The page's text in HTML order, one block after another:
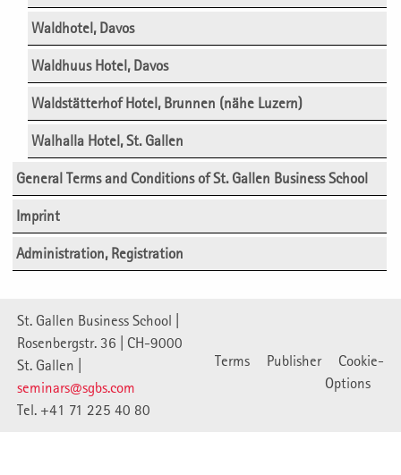
Waldhotel, Davos
Waldhuus Hotel, Davos
Waldstätterhof Hotel, Brunnen (nähe Luzern)
Walhalla Hotel, St. Gallen
General Terms and Conditions of St. Gallen Business School
Imprint
Administration, Registration
St. Gallen Business School |
Rosenbergstr. 36 | CH-9000
St. Gallen |
seminars@sgbs.com
Tel. +41 71 225 40 80
Terms Publisher
Cookie-
Options